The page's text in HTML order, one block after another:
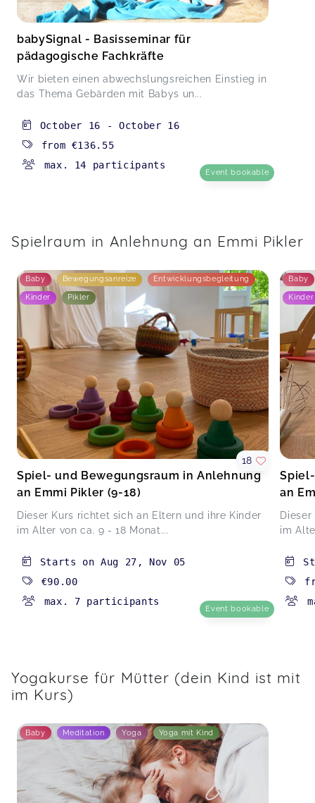
babySignal - Basisseminar für
pädagogische Fachkräfte
Wir bieten einen abwechslungsreichen Einstieg in
das Thema Gebärden mit Babys un...
October 16 - October 16
from €136.55
max. 14 participants
Event bookable
Spielraum in Anlehnung an Emmi Pikler
Baby Bewegungsanreize Entwicklungsbegleitung
Kinder Pikler
Spiel- und Bewegungsraum in Anlehnung
an Emmi Pikler (9-18)
Dieser Kurs richtet sich an Eltern und ihre Kinder
im Alter von ca. 9 - 18 Monat...
18
Starts onAug 27 , Nov 05
€90.00
max. 7 participants
Event bookable
Baby
Kinder
an
im
Yogakurse für Mütter (dein Kind ist mit
im Kurs)
Baby Meditation Yoga Yoga mit Kind